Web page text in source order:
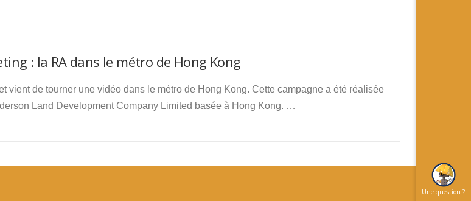
: la RA dans le métro de Hong Kong
vient de tourner une vidéo dans le métro de Hong Kong. Cette campagne a été réalisée
Land Development Company Limited basée à Hong Kong. …
Une question ?